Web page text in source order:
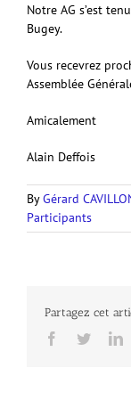
Notre AG s’est
Bugey.
Vous recevrez
Assemblée
Amicalement
Alain Deffois
ByGérard
Participants
Partagez cet
Facebook
Twitter